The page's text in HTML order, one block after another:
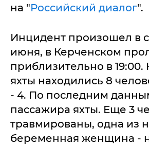
на "Российский диалог".
Инцидент произошел в
июня, в Керченском
приблизительно в 19:00.
яхты находились 8
- 4. По последним
пассажира яхты. Еще 3
травмированы, одна из
беременная женщина -